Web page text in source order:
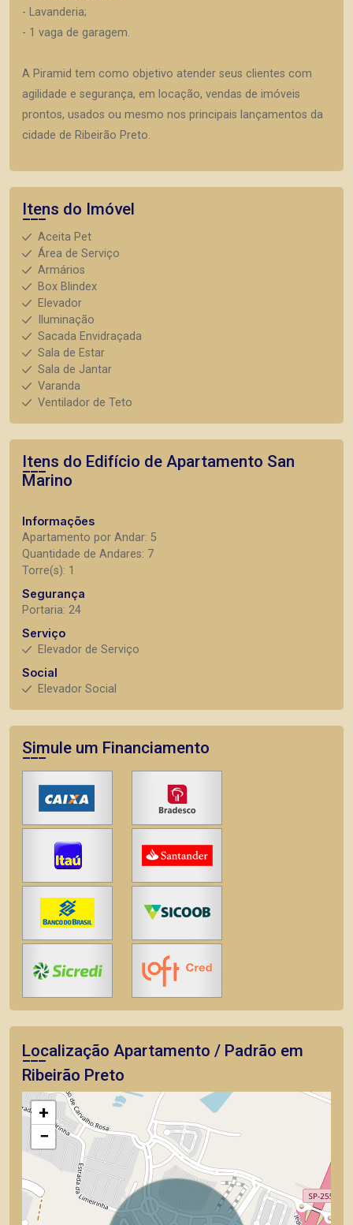
- Lavanderia;
- 1 vaga de garagem.
A Piramid tem como objetivo atender seus clientes com
agilidade e segurança, em locação, vendas de imóveis
prontos, usados ou mesmo nos principais lançamentos da
cidade de Ribeirão Preto.
Itens do Imóvel
Aceita Pet
Área de Serviço
Armários
Box Blindex
Elevador
Iluminação
Sacada Envidraçada
Sala de Estar
Sala de Jantar
Varanda
Ventilador de Teto
Itens do Edifício de Apartamento San
Marino
Informações
Apartamento por Andar: 5
Quantidade de Andares: 7
Torre(s): 1
Segurança
Portaria: 24
Serviço
Elevador de Serviço
Social
Elevador Social
Simule um Financiamento
Localização Apartamento / Padrão em
Ribeirão Preto
+
−